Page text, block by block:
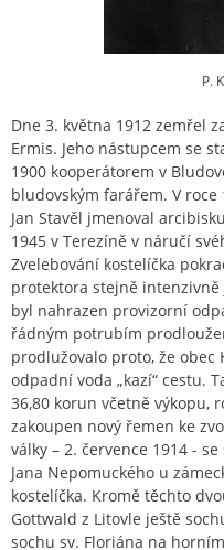
P.
Dne 3. května 1912 zemřel
Ermis. Jeho nástupcem se
1900 kooperátorem v
bludovským farářem. V
Jan Stavěl jmenoval
1945 v Terezíně v náručí
Zvelebování kostelíčka
protektora stejně intenzivně
byl nahrazen provizorní
řádným potrubím
prodlužovalo proto, že obec
odpadní voda „kazí“ cestu.
36,80 korun včetně výkopu,
zakoupen nový řemen ke
války – 2. července 1914 -
Jana Nepomuckého u
kostelíčka. Kromě těchto
Gottwald z Litovle ještě
sochu sv. Floriána na